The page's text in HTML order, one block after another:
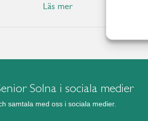
Läs mer
Solna i sociala medier
samtala med oss i sociala medier.